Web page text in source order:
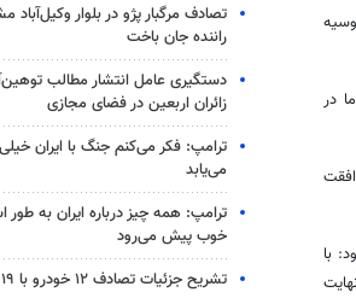
در
با
تصادف مرگبار پژو در بلوار وکیل‌آباد
راننده جان باخت
دستگیری عامل انتشار مطالب
زائران اربعین در فضای مجازی
ترامپ: فکر می‌کنم جنگ با ایران خیلی
می‌یابد
ترامپ: همه چیز درباره ایران به طور
خوب پیش می‌رود
تشریح جزئیات تصادف ۱۲ خودرو با ۱۹ مصدوم